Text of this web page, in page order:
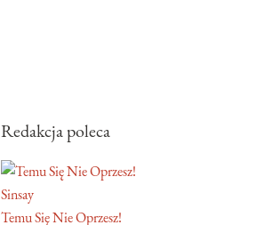
Redakcja poleca
Sinsay
Temu Się Nie Oprzesz!